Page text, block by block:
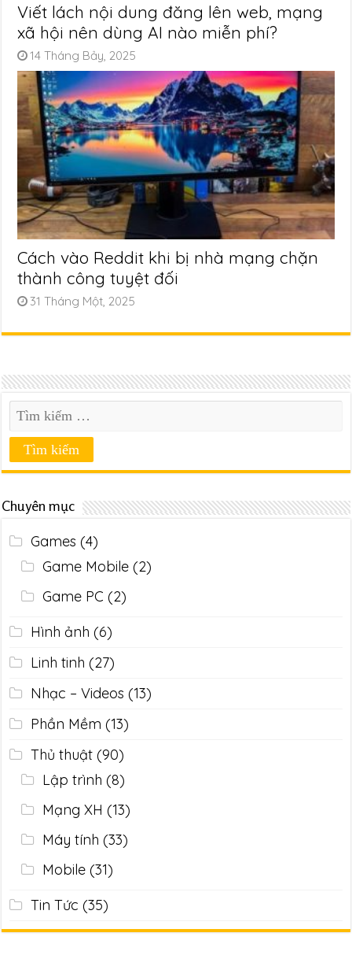
Viết lách nội dung đăng lên web, mạng
xã hội nên dùng AI nào miễn phí?
14 Tháng Bảy, 2025
Cách vào Reddit khi bị nhà mạng chặn
thành công tuyệt đối
31 Tháng Một, 2025
Chuyên mục
Games (4)
Game Mobile(2)
Game PC (2)
Hình ảnh (6)
Linh tinh (27)
Nhạc – Videos (13)
Phần Mềm (13)
Thủ thuật(90)
Lập trình (8)
Mạng XH (13)
Máy tính (33)
Mobile(31)
Tin Tức (35)